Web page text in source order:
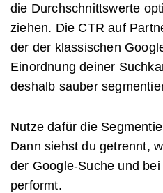
die Durchschnittswerte
ziehen. Die CTR auf
der der klassischen
Einordnung deiner
deshalb sauber
Nutze dafür die
Dann siehst du getrennt,
der Google-Suche und
performt.